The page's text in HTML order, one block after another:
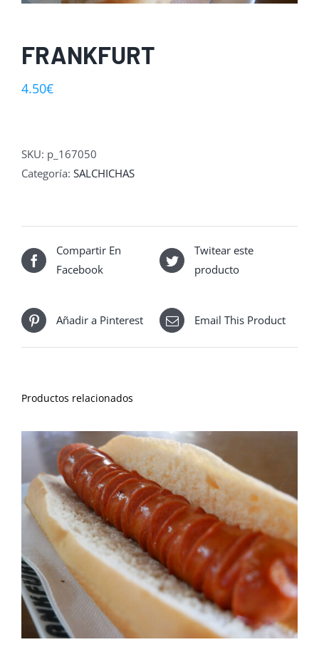
FRANKFURT
4.50€
SKU: p_167050
Categoría: SALCHICHAS
Compartir En
Facebook
Twitear este
producto
Añadir a Pinterest Email This Product
Productos relacionados